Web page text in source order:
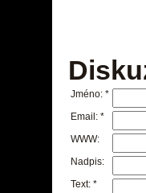
Jméno: *
Email: *
WWW:
Nadpis:
Text: *